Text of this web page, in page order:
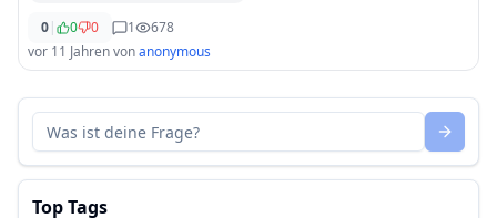
0| 0 0 1
678
vor 11 Jahrenvonanonymous
Top Tags